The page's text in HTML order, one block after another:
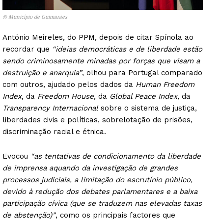
© Município de Guimarães
António Meireles, do PPM, depois de citar Spínola ao
recordar que “ideias democráticas e de liberdade estão
sendo criminosamente minadas por forças que visam a
destruição e anarquia”, olhou para Portugal comparado
com outros, ajudado pelos dados da Human Freedom
Index, da Freedom House, da Global Peace Index, da
Transparency Internacionalsobre o sistema de justiça,
liberdades civis e políticas, sobrelotação de prisões,
discriminação racial e étnica.
Evocou “as tentativas de condicionamento da liberdade
de imprensa aquando da investigação de grandes
processos judiciais, a limitação do escrutínio público,
devido à redução dos debates parlamentares e a baixa
participação cívica (que se traduzem nas elevadas taxas
de abstenção)”, como os principais factores que